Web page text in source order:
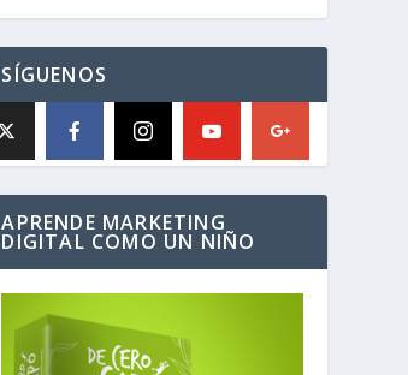
SÍGUENOS
APRENDE MARKETING
DIGITAL COMO UN NIÑO